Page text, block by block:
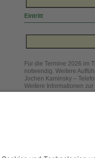
Eintritt
Für die Termine 2026 im
notwendig. Weitere
Jochen Kaminsky –
Weitere Informationen